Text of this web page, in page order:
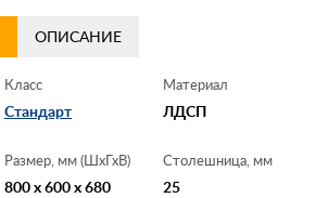
ОПИСАНИЕ
Класс
Стандарт
Материал
ЛДСП
Размер, мм (ШхГхВ)
800 x 600 x 680
Столешница, мм
25